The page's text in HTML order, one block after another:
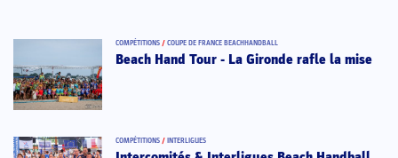
COMPÉTITIONS / COUPE DE FRANCE BEACHHANDBALL
Beach Hand Tour - La Gironde rafle la mise
COMPÉTITIONS / INTERLIGUES